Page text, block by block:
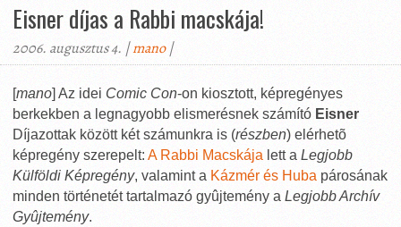
Eisner díjas a Rabbi macskája!
2006. augusztus 4. |mano|
[mano] Az idei Comic Con-on kiosztott, képregényes
berkekben a legnagyobb elismerésnek számító Eisner
Díjazottak között két számunkra is (részben) elérhetõ
képregény szerepelt: A Rabbi Macskája lett a Legjobb
Külföldi Képregény, valamint a Kázmér és Huba párosának
minden történetét tartalmazó gyûjtemény a Legjobb Archív
Gyûjtemény.